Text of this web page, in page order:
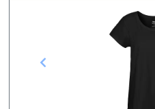
Wareninformationen